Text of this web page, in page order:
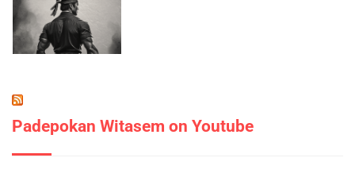
Padepokan Witasem on Youtube